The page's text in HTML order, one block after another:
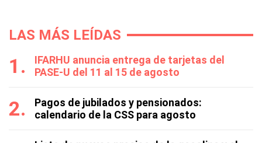
LAS MÁS LEÍDAS
IFARHU anuncia entrega de tarjetas del
PASE-U del 11 al 15 de agosto
Pagos de jubilados y pensionados:
calendario de la CSS para agosto